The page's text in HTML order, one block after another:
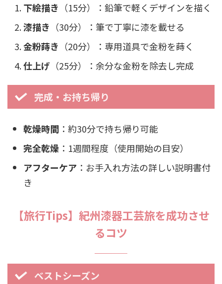
下絵描き （15分）：鉛筆で軽くデザインを描く
漆描き （30分）：筆で丁寧に漆を載せる
金粉蒔き （20分）：専用道具で金粉を蒔く
仕上げ （25分）：余分な金粉を除去し完成
完成・お持ち帰り
乾燥時間 ：約30分で持ち帰り可能
完全乾燥 ：1週間程度（使用開始の目安）
アフターケア ：お手入れ方法の詳しい説明書付
き
【旅行Tips】紀州漆器工芸旅を成功させ
るコツ
ベストシーズン